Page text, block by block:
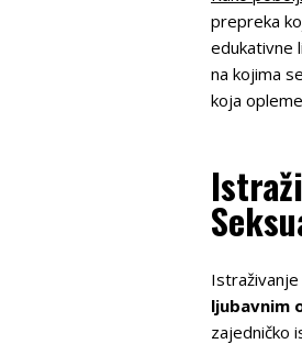
prepreka
edukativne
na kojima
koja
ljubavnim
zajedničko